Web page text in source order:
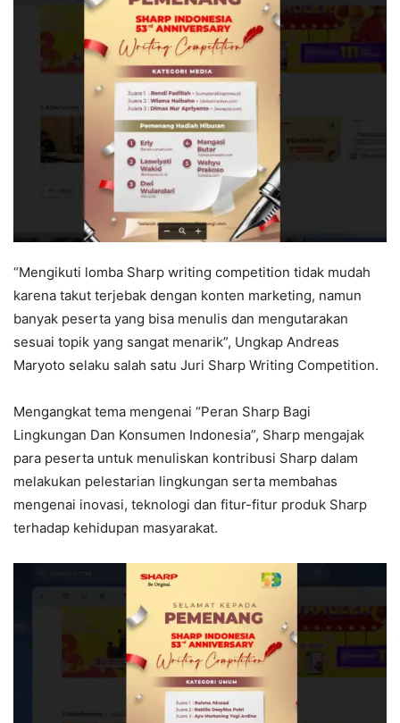
“Mengikuti lomba Sharp writing competition tidak mudah
karena takut terjebak dengan konten marketing, namun
banyak peserta yang bisa menulis dan mengutarakan
sesuai topik yang sangat menarik”, Ungkap Andreas
Maryoto selaku salah satu Juri Sharp Writing Competition.
Mengangkat tema mengenai “Peran Sharp Bagi
Lingkungan Dan Konsumen Indonesia”, Sharp mengajak
para peserta untuk menuliskan kontribusi Sharp dalam
melakukan pelestarian lingkungan serta membahas
mengenai inovasi, teknologi dan fitur-fitur produk Sharp
terhadap kehidupan masyarakat.